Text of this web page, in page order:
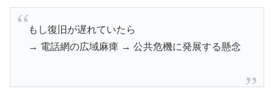
もし復旧が遅れていたら
→ 電話網の広域麻痺 → 公共危機に発展する懸念